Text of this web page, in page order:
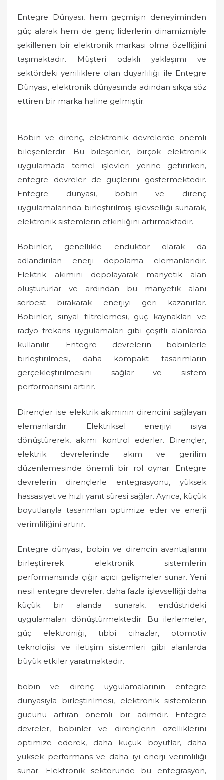
Entegre Dünyası, hem geçmişin deneyiminden
güç alarak hem de genç liderlerin dinamizmiyle
şekillenen bir elektronik markası olma özelliğini
taşımaktadır. Müşteri odaklı yaklaşımı ve
sektördeki yeniliklere olan duyarlılığı ile Entegre
Dünyası, elektronik dünyasında adından sıkça söz
ettiren bir marka haline gelmiştir.
Bobin ve direnç, elektronik devrelerde önemli
bileşenlerdir. Bu bileşenler, birçok elektronik
uygulamada temel işlevleri yerine getirirken,
entegre devreler de güçlerini göstermektedir.
Entegre dünyası, bobin ve direnç
uygulamalarında birleştirilmiş işlevselliği sunarak,
elektronik sistemlerin etkinliğini artırmaktadır.
Bobinler, genellikle endüktör olarak da
adlandırılan enerji depolama elemanlarıdır.
Elektrik akımını depolayarak manyetik alan
oluştururlar ve ardından bu manyetik alanı
serbest bırakarak enerjiyi geri kazanırlar.
Bobinler, sinyal filtrelemesi, güç kaynakları ve
radyo frekans uygulamaları gibi çeşitli alanlarda
kullanılır. Entegre devrelerin bobinlerle
birleştirilmesi, daha kompakt tasarımların
gerçekleştirilmesini sağlar ve sistem
performansını artırır.
Dirençler ise elektrik akımının direncini sağlayan
elemanlardır. Elektriksel enerjiyi ısıya
dönüştürerek, akımı kontrol ederler. Dirençler,
elektrik devrelerinde akım ve gerilim
düzenlemesinde önemli bir rol oynar. Entegre
devrelerin dirençlerle entegrasyonu, yüksek
hassasiyet ve hızlı yanıt süresi sağlar. Ayrıca, küçük
boyutlarıyla tasarımları optimize eder ve enerji
verimliliğini artırır.
Entegre dünyası, bobin ve direncin avantajlarını
birleştirerek elektronik sistemlerin
performansında çığır açıcı gelişmeler sunar. Yeni
nesil entegre devreler, daha fazla işlevselliği daha
küçük bir alanda sunarak, endüstrideki
uygulamaları dönüştürmektedir. Bu ilerlemeler,
güç elektroniği, tıbbi cihazlar, otomotiv
teknolojisi ve iletişim sistemleri gibi alanlarda
büyük etkiler yaratmaktadır.
bobin ve direnç uygulamalarının entegre
dünyasıyla birleştirilmesi, elektronik sistemlerin
gücünü artıran önemli bir adımdır. Entegre
devreler, bobinler ve dirençlerin özelliklerini
optimize ederek, daha küçük boyutlar, daha
yüksek performans ve daha iyi enerji verimliliği
sunar. Elektronik sektöründe bu entegrasyon,